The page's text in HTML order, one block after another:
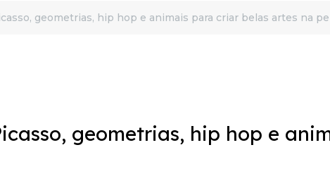
geometrias, hip hop e animais para criar belas artes na
geometrias, hip hop e